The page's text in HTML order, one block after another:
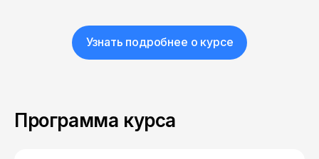
Узнать подробнее о курсе
Программа курса